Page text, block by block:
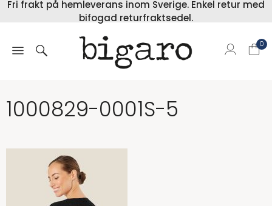
Fri frakt på hemleverans inom Sverige. Enkel retur med
bifogad returfraktsedel.
0
1000829-0001S-5